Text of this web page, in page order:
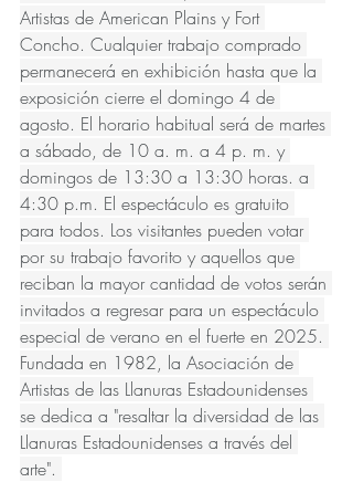
Artistas de American Plains y Fort
Concho. Cualquier trabajo comprado
permanecerá en exhibición hasta que la
exposición cierre el domingo 4 de
agosto. El horario habitual será de martes
a sábado, de 10 a. m. a 4 p. m. y
domingos de 13:30 a 13:30 horas. a
4:30 p.m. El espectáculo es gratuito
para todos. Los visitantes pueden votar
por su trabajo favorito y aquellos que
reciban la mayor cantidad de votos serán
invitados a regresar para un espectáculo
especial de verano en el fuerte en 2025.
Fundada en 1982, la Asociación de
Artistas de las Llanuras Estadounidenses
se dedica a "resaltar la diversidad de las
Llanuras Estadounidenses a través del
arte".